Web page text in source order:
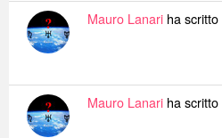
Mauro Lanari ha scritto
Mauro Lanari ha scritto